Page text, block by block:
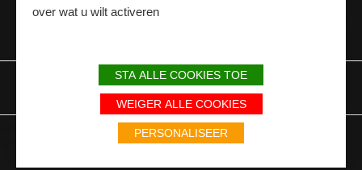
WETTELIJKE BEPALINGEN SITEMAP
Avec le soutien du Fonds Européen de développement régional / Met
steun van het Europese Fonds voor Regionale Ontwikkeling
over wat u wilt activeren
STA ALLE COOKIES TOE
WEIGER ALLE COOKIES
PERSONALISEER